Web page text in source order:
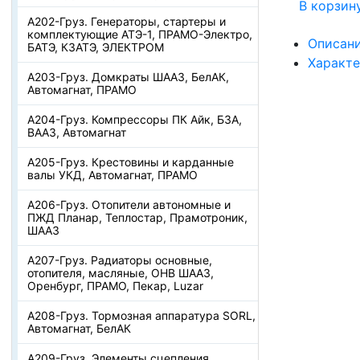
А202-Груз. Генераторы, стартеры и
комплектующие АТЭ-1, ПРАМО-Электро,
БАТЭ, КЗАТЭ, ЭЛЕКТРОМ
А203-Груз. Домкраты ШААЗ, БелАК,
Автомагнат, ПРАМО
А204-Груз. Компрессоры ПК Айк, БЗА,
ВААЗ, Автомагнат
А205-Груз. Крестовины и карданные
валы УКД, Автомагнат, ПРАМО
А206-Груз. Отопители автономные и
ПЖД Планар, Теплостар, Прамотроник,
ШААЗ
А207-Груз. Радиаторы основные,
отопителя, масляные, ОНВ ШААЗ,
Оренбург, ПРАМО, Пекар, Luzar
А208-Груз. Тормозная аппаратура SORL,
Автомагнат, БелАК
В